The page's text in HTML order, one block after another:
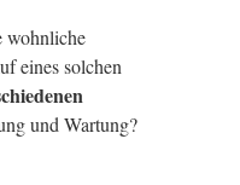
wohnliche
eines solchen
und Wartung?